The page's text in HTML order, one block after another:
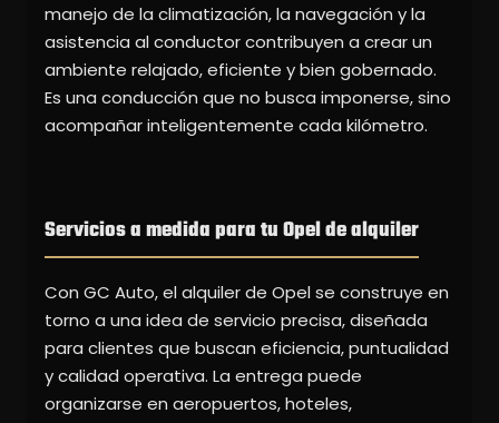
manejo de la climatización, la navegación y la
asistencia al conductor contribuyen a crear un
ambiente relajado, eficiente y bien gobernado.
Es una conducción que no busca imponerse, sino
acompañar inteligentemente cada kilómetro.
Servicios a medida para tu Opel de alquiler
Con GC Auto, el alquiler de Opel se construye en
torno a una idea de servicio precisa, diseñada
para clientes que buscan eficiencia, puntualidad
y calidad operativa. La entrega puede
organizarse en aeropuertos, hoteles,